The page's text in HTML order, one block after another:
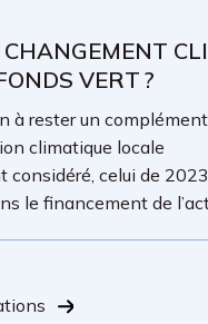
VERT ?
à rester un
climatique locale
celui de
le financement de